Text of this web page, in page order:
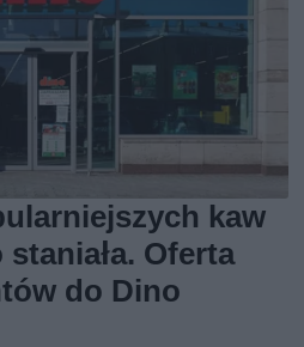
kaw
Oferta
do Dino